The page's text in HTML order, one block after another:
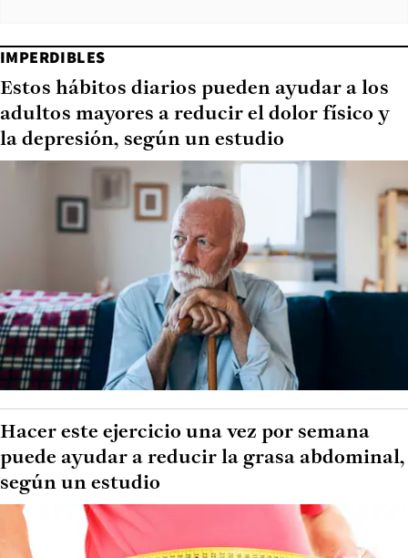
IMPERDIBLES
Estos hábitos diarios pueden ayudar a los
adultos mayores a reducir el dolor físico y
la depresión, según un estudio
Hacer este ejercicio una vez por semana
puede ayudar a reducir la grasa abdominal,
según un estudio